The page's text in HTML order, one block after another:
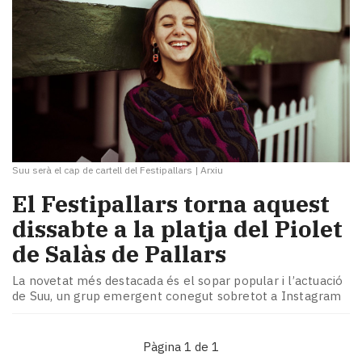
Suu serà el cap de cartell del Festipallars | Arxiu
El Festipallars torna aquest
dissabte a la platja del Piolet
de Salàs de Pallars
La novetat més destacada és el sopar popular i l’actuació
de Suu, un grup emergent conegut sobretot a Instagram
Pàgina 1 de 1